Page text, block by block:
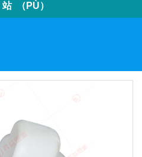
站
（PÙ）